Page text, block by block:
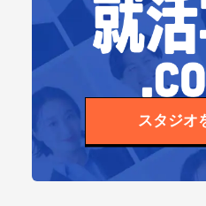
スタジオ